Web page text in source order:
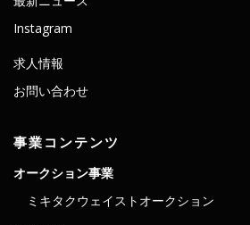
Instagram
求人情報
お問い合わせ
事業コンテンツ
オークション事業
ミキタクウェイストオークション